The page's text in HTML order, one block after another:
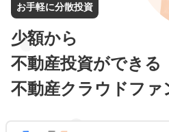
お手軽に分散投資
少額から
不動産投資ができる
不動産クラウドファ